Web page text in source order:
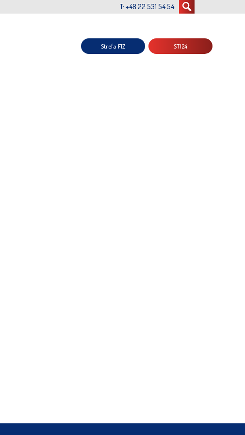
T: +48 22 531 54 54
Strefa FIZ STI24